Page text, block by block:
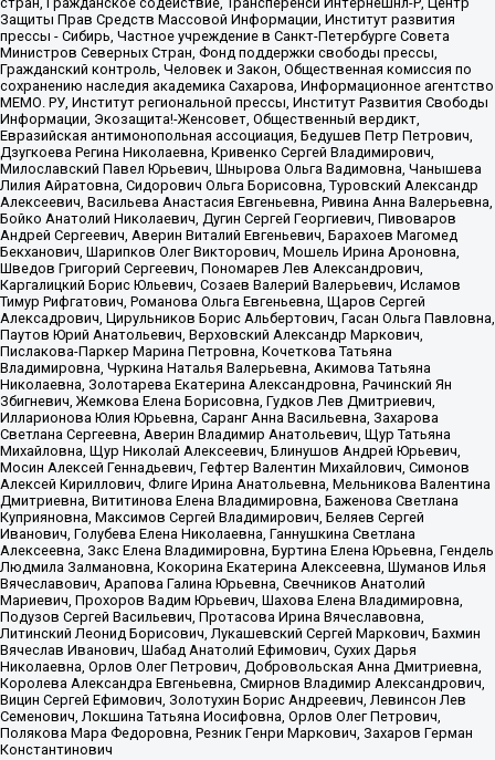
Защиты Прав Средств Массовой Информации, Институт развития
прессы - Сибирь, Частное учреждение в Санкт-Петербурге Совета
Министров Северных Стран, Фонд поддержки свободы прессы,
Гражданский контроль, Человек и Закон, Общественная комиссия по
сохранению наследия академика Сахарова, Информационное агентство
МЕМО. РУ, Институт региональной прессы, Институт Развития Свободы
Информации, Экозащита!-Женсовет, Общественный вердикт,
Евразийская антимонопольная ассоциация, Бедушев Петр Петрович,
Дзугкоева Регина Николаевна, Кривенко Сергей Владимирович,
Милославский Павел Юрьевич, Шнырова Ольга Вадимовна, Чанышева
Лилия Айратовна, Сидорович Ольга Борисовна, Туровский Александр
Алексеевич, Васильева Анастасия Евгеньевна, Ривина Анна Валерьевна,
Бойко Анатолий Николаевич, Дугин Сергей Георгиевич, Пивоваров
Андрей Сергеевич, Аверин Виталий Евгеньевич, Барахоев Магомед
Бекханович, Шарипков Олег Викторович, Мошель Ирина Ароновна,
Шведов Григорий Сергеевич, Пономарев Лев Александрович,
Каргалицкий Борис Юльевич, Созаев Валерий Валерьевич, Исламов
Тимур Рифгатович, Романова Ольга Евгеньевна, Щаров Сергей
Алексадрович, Цирульников Борис Альбертович, Гасан Ольга Павловна,
Паутов Юрий Анатольевич, Верховский Александр Маркович,
Пислакова-Паркер Марина Петровна, Кочеткова Татьяна
Владимировна, Чуркина Наталья Валерьевна, Акимова Татьяна
Николаевна, Золотарева Екатерина Александровна, Рачинский Ян
Збигневич, Жемкова Елена Борисовна, Гудков Лев Дмитриевич,
Илларионова Юлия Юрьевна, Саранг Анна Васильевна, Захарова
Светлана Сергеевна, Аверин Владимир Анатольевич, Щур Татьяна
Михайловна, Щур Николай Алексеевич, Блинушов Андрей Юрьевич,
Мосин Алексей Геннадьевич, Гефтер Валентин Михайлович, Симонов
Алексей Кириллович, Флиге Ирина Анатольевна, Мельникова Валентина
Дмитриевна, Вититинова Елена Владимировна, Баженова Светлана
Куприяновна, Максимов Сергей Владимирович, Беляев Сергей
Иванович, Голубева Елена Николаевна, Ганнушкина Светлана
Алексеевна, Закс Елена Владимировна, Буртина Елена Юрьевна, Гендель
Людмила Залмановна, Кокорина Екатерина Алексеевна, Шуманов Илья
Вячеславович, Арапова Галина Юрьевна, Свечников Анатолий
Мариевич, Прохоров Вадим Юрьевич, Шахова Елена Владимировна,
Подузов Сергей Васильевич, Протасова Ирина Вячеславовна,
Литинский Леонид Борисович, Лукашевский Сергей Маркович, Бахмин
Вячеслав Иванович, Шабад Анатолий Ефимович, Сухих Дарья
Николаевна, Орлов Олег Петрович, Добровольская Анна Дмитриевна,
Королева Александра Евгеньевна, Смирнов Владимир Александрович,
Вицин Сергей Ефимович, Золотухин Борис Андреевич, Левинсон Лев
Семенович, Локшина Татьяна Иосифовна, Орлов Олег Петрович,
Полякова Мара Федоровна, Резник Генри Маркович, Захаров Герман
Константинович